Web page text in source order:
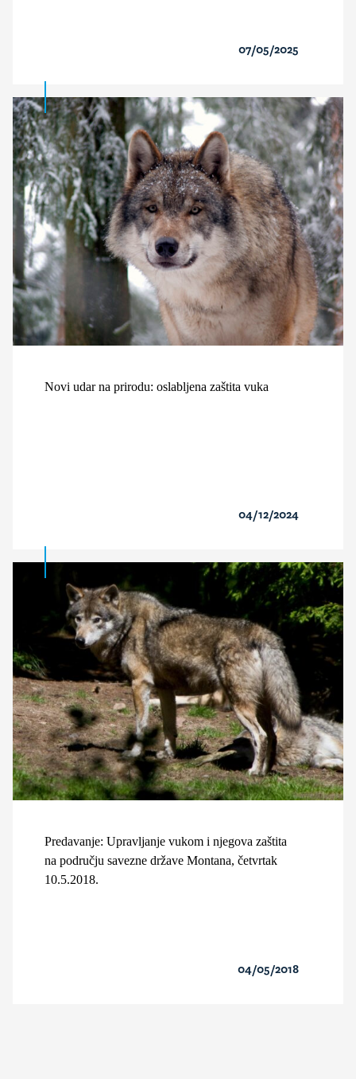
07/05/2025
Novi udar na prirodu: oslabljena zaštita vuka
04/12/2024
Predavanje: Upravljanje vukom i njegova zaštita
na području savezne države Montana, četvrtak
10.5.2018.
04/05/2018